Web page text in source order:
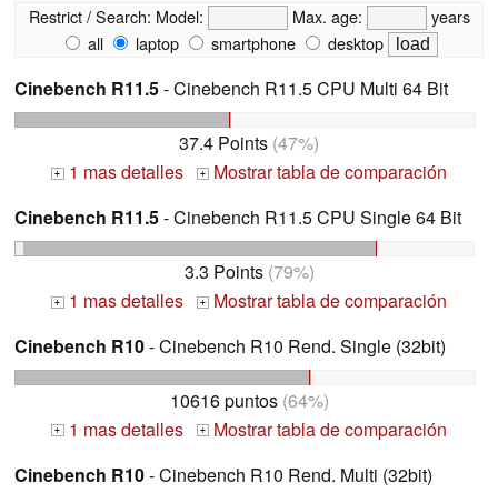
Restrict / Search: Model: Max. age:
years
all
laptop smartphone desktop
Cinebench R11.5- Cinebench R11.5 CPU Multi 64 Bit
37.4 Points (47%)
+ 1 mas detalles +
Mostrar tabla de comparación
Cinebench R11.5- Cinebench R11.5 CPU Single 64 Bit
3.3 Points(79%)
+ 1 mas detalles +
Mostrar tabla de comparación
Cinebench R10- Cinebench R10 Rend. Single (32bit)
10616 puntos(64%)
+ 1 mas detalles +
Mostrar tabla de comparación
Cinebench R10- Cinebench R10 Rend. Multi (32bit)